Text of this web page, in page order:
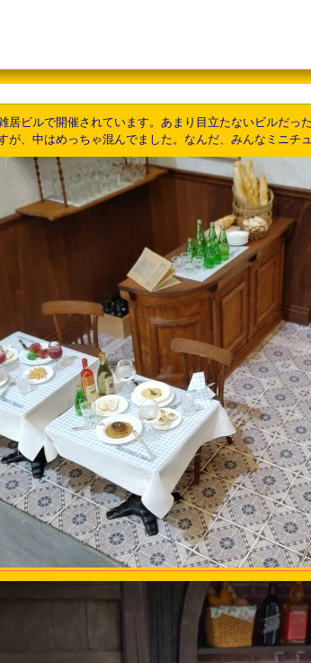
居ビルで開催されています。あまり目立たないビルだ
が、中はめっちゃ混んでました。なんだ、みんなミニチ